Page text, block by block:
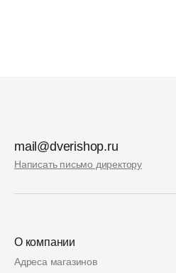
mail@dverishop.ru
Написать письмо директору
О компании
Адреса магазинов